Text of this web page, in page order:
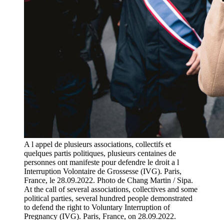
A l appel de plusieurs associations, collectifs et
quelques partis politiques, plusieurs centaines de
personnes ont manifeste pour defendre le droit a l
Interruption Volontaire de Grossesse (IVG). Paris,
France, le 28.09.2022. Photo de Chang Martin / Sipa.
At the call of several associations, collectives and some
political parties, several hundred people demonstrated
to defend the right to Voluntary Interruption of
Pregnancy (IVG). Paris, France, on 28.09.2022.